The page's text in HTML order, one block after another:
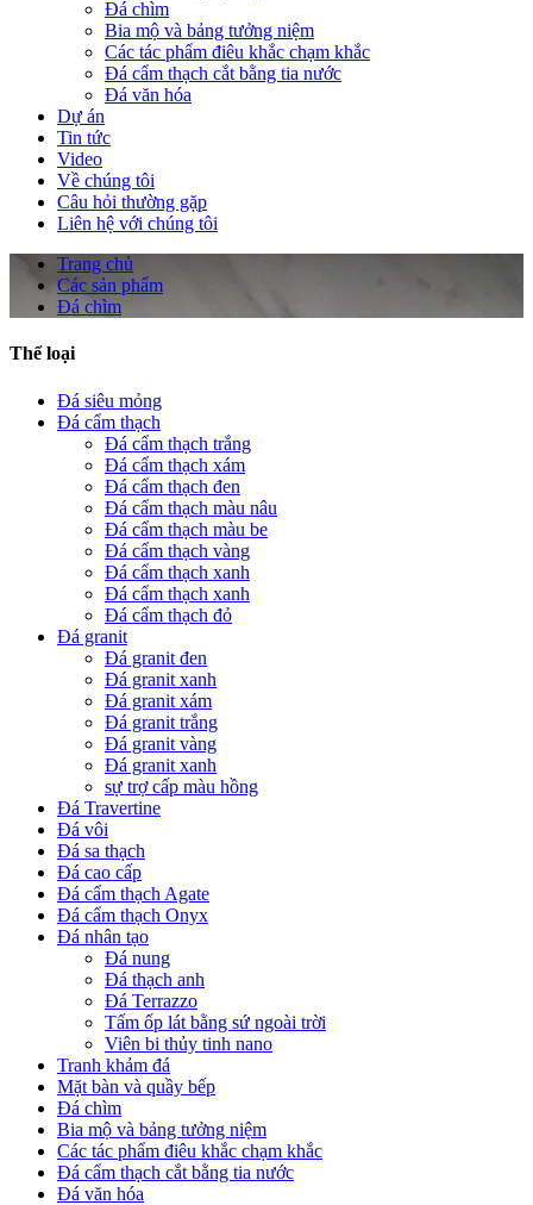
Đá chìm
Bia mộ và bảng tưởng niệm
Các tác phẩm điêu khắc chạm khắc
Đá cẩm thạch cắt bằng tia nước
Đá văn hóa
Dự án
Tin tức
Video
Về chúng tôi
Câu hỏi thường gặp
Liên hệ với chúng tôi
Trang chủ
Các sản phẩm
Đá chìm
Thể loại
Đá siêu mỏng
Đá cẩm thạch
Đá cẩm thạch trắng
Đá cẩm thạch xám
Đá cẩm thạch đen
Đá cẩm thạch màu nâu
Đá cẩm thạch màu be
Đá cẩm thạch vàng
Đá cẩm thạch xanh
Đá cẩm thạch xanh
Đá cẩm thạch đỏ
Đá granit
Đá granit đen
Đá granit xanh
Đá granit xám
Đá granit trắng
Đá granit vàng
Đá granit xanh
sự trợ cấp màu hồng
Đá Travertine
Đá vôi
Đá sa thạch
Đá cao cấp
Đá cẩm thạch Agate
Đá cẩm thạch Onyx
Đá nhân tạo
Đá nung
Đá thạch anh
Đá Terrazzo
Tấm ốp lát bằng sứ ngoài trời
Viên bi thủy tinh nano
Tranh khảm đá
Mặt bàn và quầy bếp
Đá chìm
Bia mộ và bảng tưởng niệm
Các tác phẩm điêu khắc chạm khắc
Đá cẩm thạch cắt bằng tia nước
Đá văn hóa